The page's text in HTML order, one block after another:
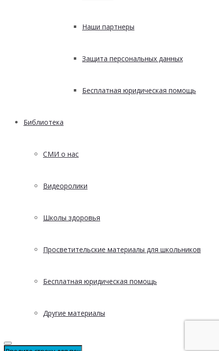
Наши партнеры
Защита персональных данных
Бесплатная юридическая помощь
Библиотека
СМИ о нас
Видеоролики
Школы здоровья
Просветительские материалы для школьников
Бесплатная юридическая помощь
Другие материалы